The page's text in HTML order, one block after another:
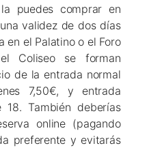
puedes comprar en
validez de dos días
en el Palatino o el Foro
Coliseo se forman
de la entrada normal
7,50€, y entrada
También deberías
online (pagando
preferente y evitarás